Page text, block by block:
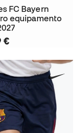
FC Bayern
equipamento
€